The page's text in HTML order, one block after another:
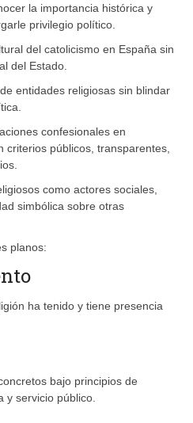
la importancia histórica y
privilegio político.
del catolicismo en España sin
del Estado.
entidades religiosas sin blindar
confesionales en
criterios públicos, transparentes,
como actores sociales,
simbólica sobre otras
planos:
ha tenido y tiene presencia
bajo principios de
y servicio público.